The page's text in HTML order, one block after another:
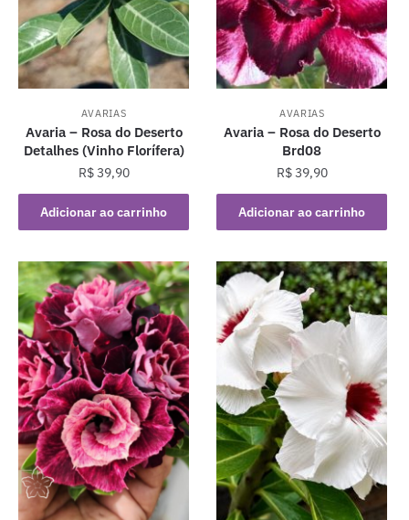
AVARIAS
Avaria – Rosa do Deserto
Detalhes (Vinho Florífera)
R$39,90
Adicionar ao carrinho
AVARIAS
Avaria – Rosa do Deserto
Brd08
R$39,90
Adicionar ao carrinho